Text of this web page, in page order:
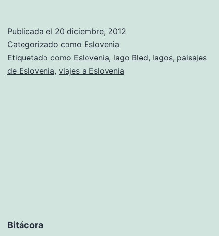
Publicada el 20 diciembre, 2012
Categorizado como Eslovenia
Etiquetado como Eslovenia, lago Bled, lagos, paisajes
de Eslovenia, viajes a Eslovenia
Bitácora